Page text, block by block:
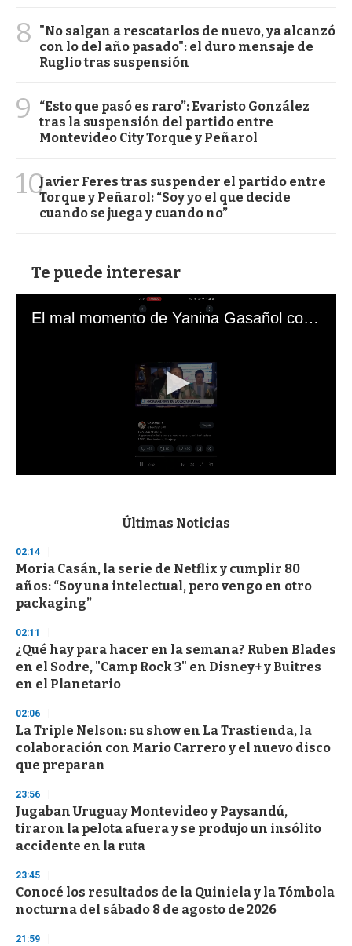
8
"No salgan a rescatarlos de nuevo, ya alcanzó
con lo del año pasado": el duro mensaje de
Ruglio tras suspensión
9
“Esto que pasó es raro”: Evaristo González
tras la suspensión del partido entre
Montevideo City Torque y Peñarol
10Javier Feres tras suspender el partido entre
Torque y Peñarol: “Soy yo el que decide
cuando se juega y cuando no”
Te puede interesar
El mal momento de Yanina Gasañol con un hincha argentino en "Subrayado"
s
d
s
o
f
3
s
c
o
n
Últimas Noticias
02:14
Moria Casán, la serie de Netflix y cumplir 80
años: “Soy una intelectual, pero vengo en otro
packaging”
02:11
¿Qué hay para hacer en la semana? Ruben Blades
en el Sodre, "Camp Rock 3" en Disney+ y Buitres
en el Planetario
02:06
La Triple Nelson: su show en La Trastienda, la
colaboración con Mario Carrero y el nuevo disco
que preparan
23:56
Jugaban Uruguay Montevideo y Paysandú,
tiraron la pelota afuera y se produjo un insólito
accidente en la ruta
23:45
Conocé los resultados de la Quiniela y la Tómbola
nocturna del sábado 8 de agosto de 2026
21:59